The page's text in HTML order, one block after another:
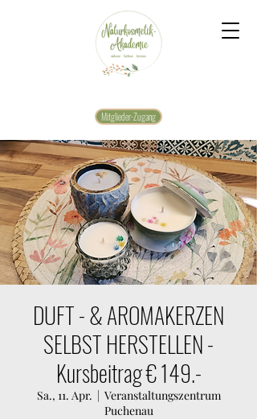
Mitglieder-Zugang
DUFT - & AROMAKERZEN
SELBST HERSTELLEN -
Kursbeitrag € 149.-
Sa., 11. Apr.
  |
Veranstaltungszentrum
Puchenau